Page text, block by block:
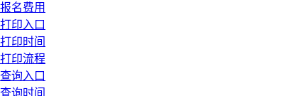
报名费用
打印入口
打印时间
打印流程
查询入口
查询时间